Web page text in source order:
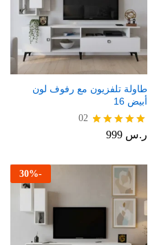
طاولة تلفزيون مع رفوف لون
أبيض 16
تم التقييم
02
ر.س
-
30%